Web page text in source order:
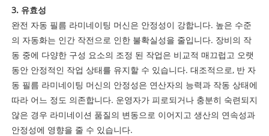
3. 유효성
완전 자동 필름 라미네이팅 머신은 안정성이 강합니다. 높은 수준
의 자동화는 인간 작전으로 인한 불확실성을 줄입니다. 장비의 작
동 중에 다양한 구성 요소의 조정 된 작업은 비교적 매끄럽고 오랫
동안 안정적인 작업 상태를 유지할 수 있습니다. 대조적으로, 반 자
동 필름 라미네이팅 머신의 안정성은 연산자의 능력과 작동 상태에
따라 어느 정도 의존합니다. 운영자가 피로되거나 충분히 숙련되지
않은 경우 라미네이션 품질의 변동으로 이어지고 생산의 연속성과
안정성에 영향을 줄 수 있습니다.